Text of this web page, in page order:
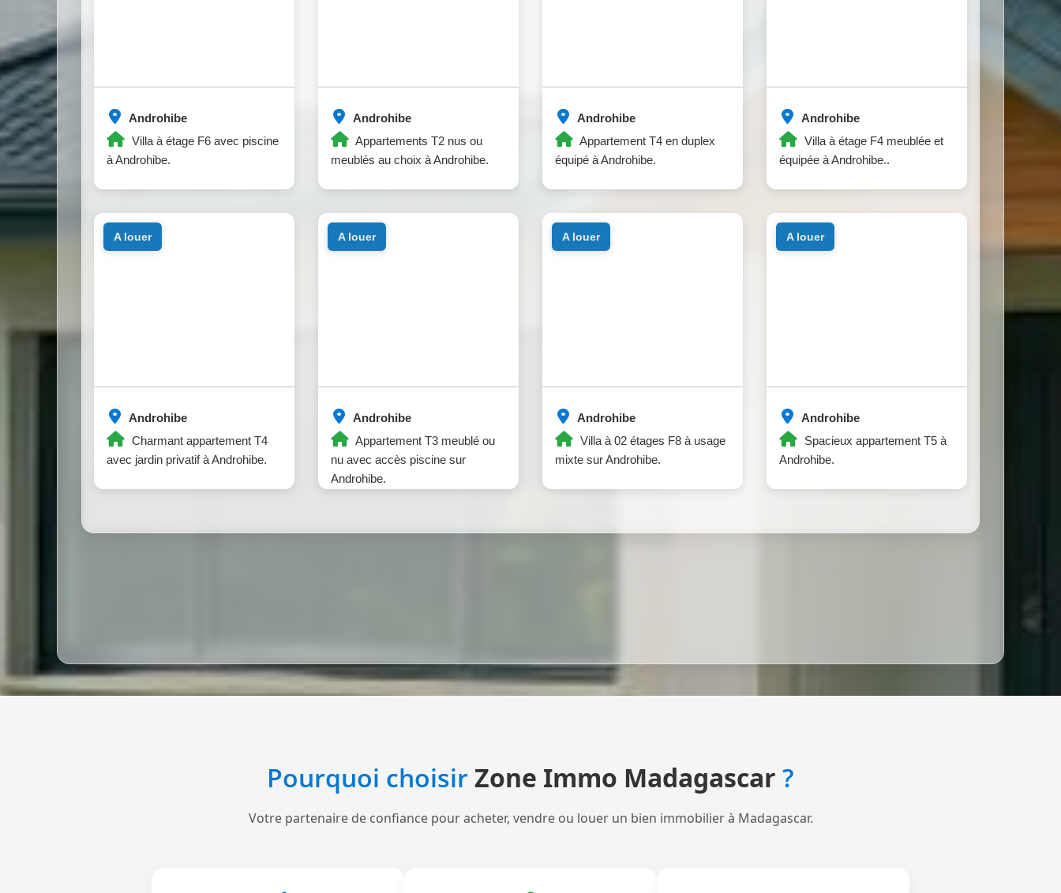
Androhibe
Villa à étage F6 avec piscine
à Androhibe.
Androhibe
Appartements T2 nus ou
meublés au choix à Androhibe.
Androhibe
Appartement T4 en duplex
équipé à Androhibe.
Androhibe
Villa à étage F4 meublée et
équipée à Androhibe..
Androhibe
Charmant appartement T4
avec jardin privatif à Androhibe.
a louer
Androhibe
Appartement T3 meublé ou
nu avec accès piscine sur
Androhibe.
a louer
Androhibe
Villa à 02 étages F8 à usage
mixte sur Androhibe.
a louer
Androhibe
Spacieux appartement T5 à
Androhibe.
a louer
Pourquoi choisirZone Immo Madagascar ?
Votre partenaire de confiance pour acheter, vendre ou louer un bien immobilier à Madagascar.